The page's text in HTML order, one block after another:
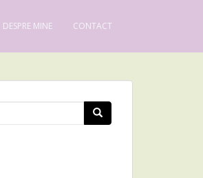
DESPRE MINE CONTACT